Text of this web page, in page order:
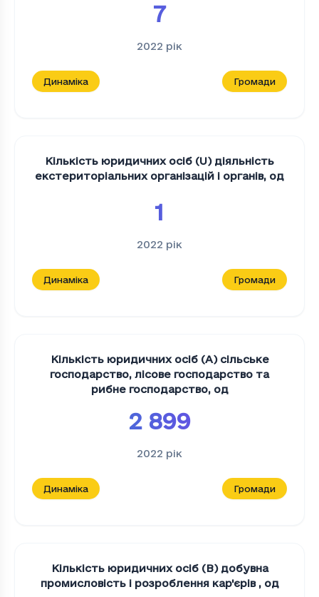
7
2022 рік
Динаміка Громади
Кількість юридичних осіб (U) діяльність
екстериторіальних організацій і органів, од
1
2022 рік
Динаміка Громади
Кількість юридичних осіб (А) сільське
господарство, лісове господарство та
рибне господарство, од
2 899
2022 рік
Динаміка Громади
Кількість юридичних осіб (В) добувна
промисловість і розроблення кар'єрів , од